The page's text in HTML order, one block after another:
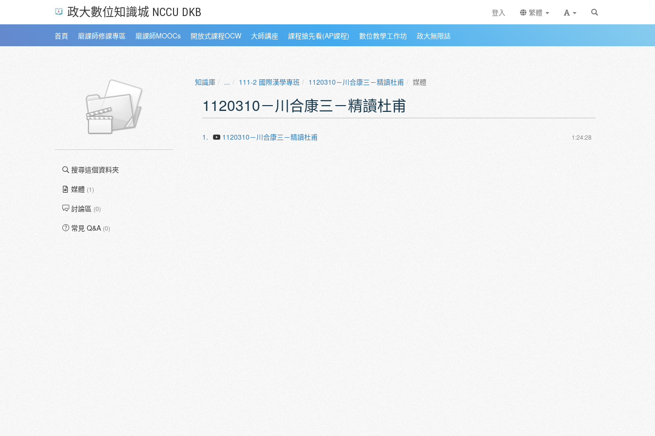
政大數位知識城 NCCU DKB 登入 繁體
首頁 磨課師修課專區 磨課師MOOCs 開放式課程OCW 大師講座 課程搶先看(AP課程) 數位教學工作坊 政大無限誌
搜尋這個資料夾
媒體 (1)
討論區 (0)
常見 Q&A (0)
知識庫 ... 111-2 國際漢學專班 1120310－川合康三－精讀杜甫 媒體
1120310－川合康三－精讀杜甫
1. 1:24:28
1120310－川合康三－精讀杜甫